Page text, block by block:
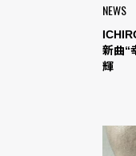
NEWS
新曲“
輝